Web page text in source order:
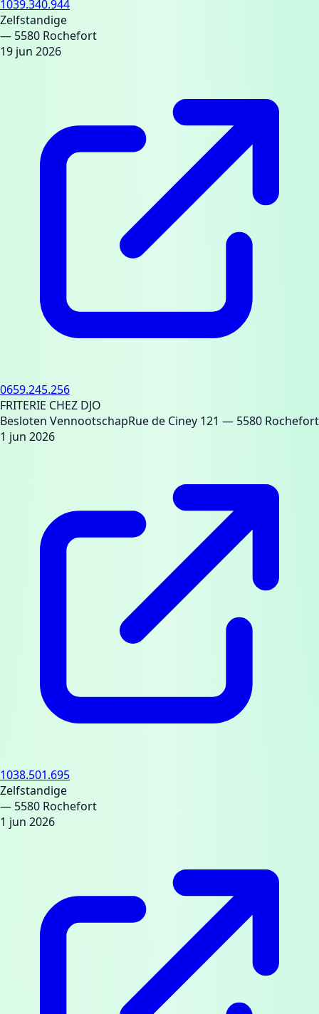
1039.340.944
Zelfstandige
— 5580 Rochefort
19 jun 2026
0659.245.256
FRITERIE CHEZ DJO
Besloten VennootschapRue de Ciney 121 — 5580 Rochefort
1 jun 2026
1038.501.695
Zelfstandige
— 5580 Rochefort
1 jun 2026